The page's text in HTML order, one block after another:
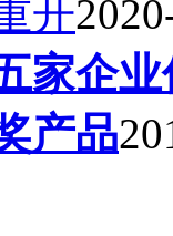
开
家企
产品